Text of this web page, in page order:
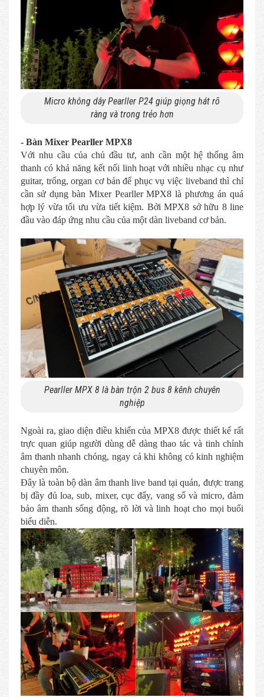
Micro không dây Pearller P24 giúp giọng hát rõ
ràng và trong trẻo hơn
- Bàn Mixer Pearller MPX8
Với nhu cầu của chủ đầu tư, anh cần một hệ thống âm
thanh có khả năng kết nối linh hoạt với nhiều nhạc cụ như
guitar, trống, organ cơ bản để phục vụ việc liveband thì chỉ
cần sử dụng bàn Mixer Pearller MPX8 là phương án quá
hợp lý vừa tối ưu vừa tiết kiệm. Bởi MPX8 sở hữu 8 line
đầu vào đáp ứng nhu cầu của một dàn liveband cơ bản.
Pearller MPX 8 là bàn trộn 2 bus 8 kênh chuyên
nghiệp
Ngoài ra, giao diện điều khiển của MPX8 được thiết kế rất
trực quan giúp người dùng dễ dàng thao tác và tinh chỉnh
âm thanh nhanh chóng, ngay cả khi không có kinh nghiệm
chuyên môn.
Đây là toàn bộ dàn âm thanh live band tại quán, được trang
bị đầy đủ loa, sub, mixer, cục đẩy, vang số và micro, đảm
bảo âm thanh sống động, rõ lời và linh hoạt cho mọi buổi
biểu diễn.